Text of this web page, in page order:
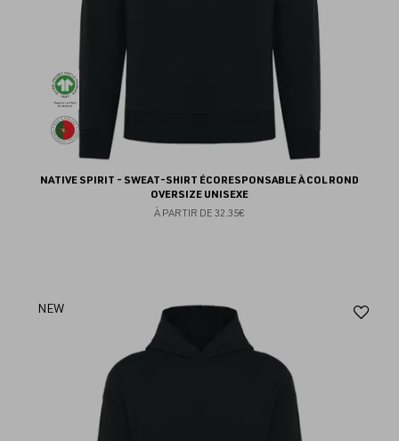
NATIVE SPIRIT - SWEAT-SHIRT ÉCORESPONSABLE À COL ROND
OVERSIZE UNISEXE
À PARTIR DE 32.35€
NEW